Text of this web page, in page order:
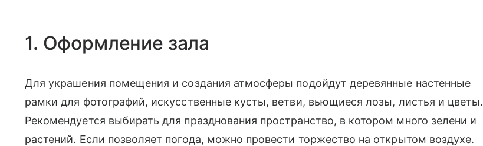
1. Оформление зала
Для украшения помещения и создания атмосферы подойдут деревянные настенные
рамки для фотографий, искусственные кусты, ветви, вьющиеся лозы, листья и цветы.
Рекомендуется выбирать для празднования пространство, в котором много зелени и
растений. Если позволяет погода, можно провести торжество на открытом воздухе.